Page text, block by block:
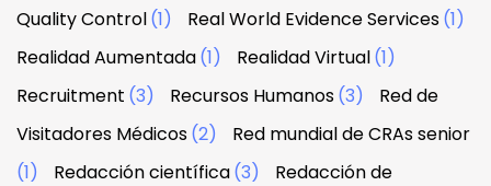
Quality Control(1) Real World Evidence Services(1)
Realidad Aumentada(1) Realidad Virtual(1)
Recruitment (3) Recursos Humanos(3)
Red de
Visitadores Médicos(2)
Red mundial de CRAs senior
(1)
Redacción científica(3)
Redacción de